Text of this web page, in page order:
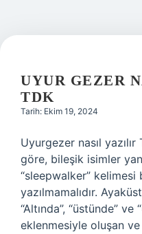
UYUR GEZER
TDK
Tarih: Ekim 19, 2024
Uyurgezer nasıl
göre, bileşik isimler
“sleepwalker” kelimesi
yazılmamalıdır.
“Altında”, “üstünde”
eklenmesiyle oluşan